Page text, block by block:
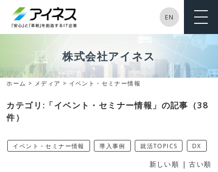
EN
ホーム > メディア > イベント・セミナー情報
株式会社アイネス
カテゴリ:「イベント・セミナー情報」の記事（38
件）
イベント・セミナー情報 導入事例 就活TOPICS DX
新しい順 |古い順